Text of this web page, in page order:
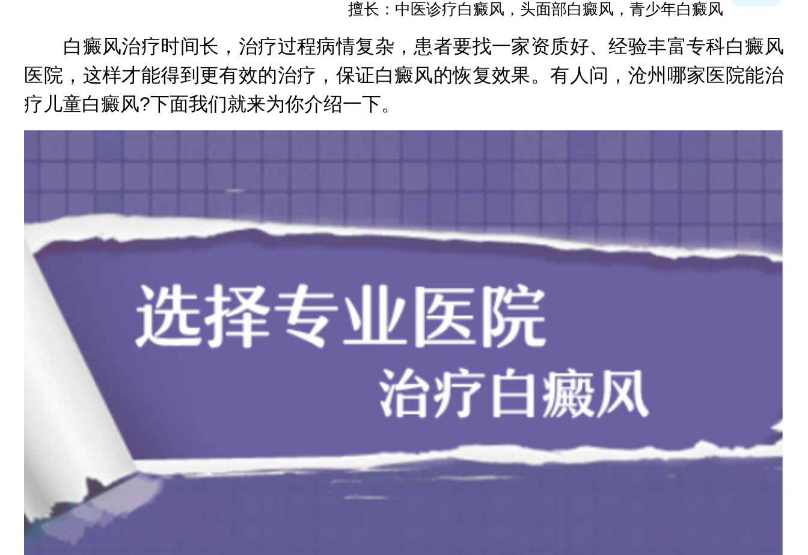
擅长：中医诊疗白癜风，头面部白癜风，青少年白癜风
白癜风治疗时间长，治疗过程病情复杂，患者要找一家资质好、经验丰富专科白癜风
医院，这样才能得到更有效的治疗，保证白癜风的恢复效果。有人问，沧州哪家医院能治
疗儿童白癜风?下面我们就来为你介绍一下。